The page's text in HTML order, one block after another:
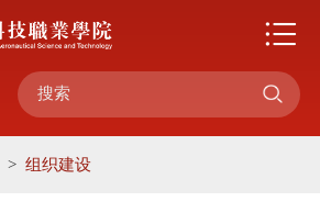

> 组织建设